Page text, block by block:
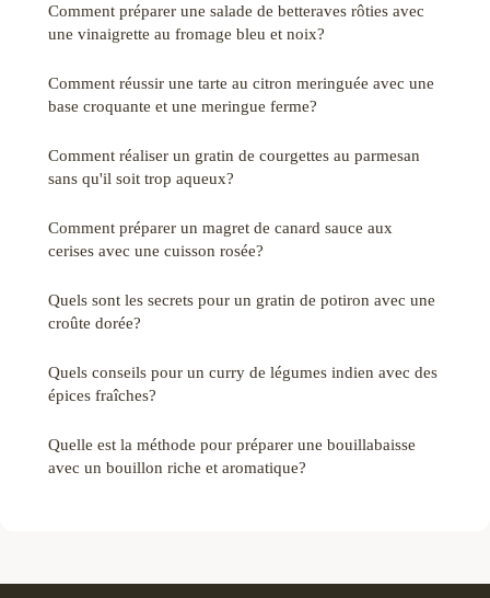
Comment préparer une salade de betteraves rôties avec
une vinaigrette au fromage bleu et noix?
Comment réussir une tarte au citron meringuée avec une
base croquante et une meringue ferme?
Comment réaliser un gratin de courgettes au parmesan
sans qu'il soit trop aqueux?
Comment préparer un magret de canard sauce aux
cerises avec une cuisson rosée?
Quels sont les secrets pour un gratin de potiron avec une
croûte dorée?
Quels conseils pour un curry de légumes indien avec des
épices fraîches?
Quelle est la méthode pour préparer une bouillabaisse
avec un bouillon riche et aromatique?